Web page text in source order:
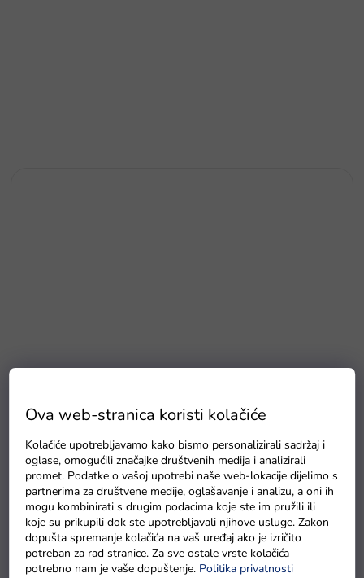
Ova web-stranica koristi kolačiće
Kolačiće upotrebljavamo kako bismo personalizirali sadržaj i
oglase, omogućili značajke društvenih medija i analizirali
promet. Podatke o vašoj upotrebi naše web-lokacije dijelimo s
partnerima za društvene medije, oglašavanje i analizu, a oni ih
mogu kombinirati s drugim podacima koje ste im pružili ili
koje su prikupili dok ste upotrebljavali njihove usluge. Zakon
dopušta spremanje kolačića na vaš uređaj ako je izričito
potreban za rad stranice. Za sve ostale vrste kolačića
potrebno nam je vaše dopuštenje. Politika privatnosti
Drvene puzzle s brojevima magnetna šipka i ribice
Na zalihama